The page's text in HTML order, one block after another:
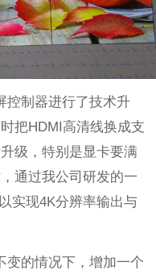
控制器进行了技术升
把HDMI高清线换成支
级，特别是显卡要满
通过我公司研发的一
实现4K分辨率输出与
变的情况下，增加一个